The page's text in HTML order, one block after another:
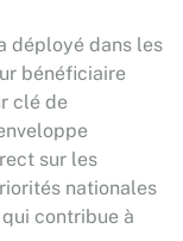
déployé dans les
bénéficiaire
clé de
sur les
nationales
contribue à